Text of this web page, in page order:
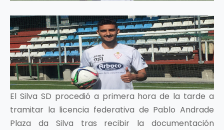
El Silva SD procedió a primera hora de la tarde a
tramitar la licencia federativa de Pablo Andrade
Plaza da Silva tras recibir la documentación